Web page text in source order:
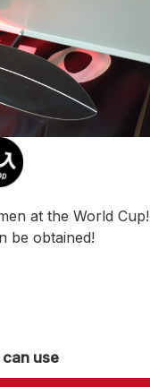
at the World Cup!
be obtained!
use